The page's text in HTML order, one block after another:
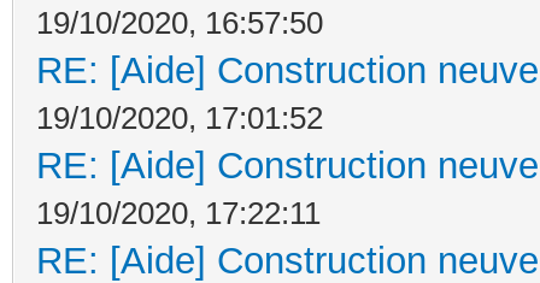
19/10/2020, 16:57:50
RE: [Aide] Construction
19/10/2020, 17:01:52
RE: [Aide] Construction
19/10/2020, 17:22:11
RE: [Aide] Construction